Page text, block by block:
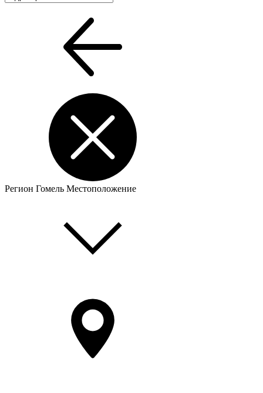
Регион Гомель Местоположение